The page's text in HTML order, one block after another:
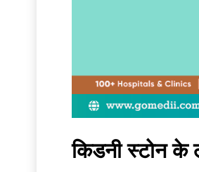
किडनी स्टोन के